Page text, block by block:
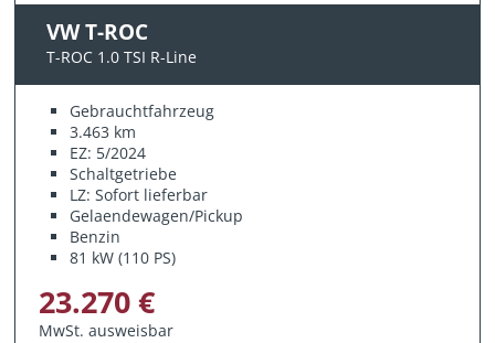
VW T-ROC
T-ROC 1.0 TSI R-Line
Gebrauchtfahrzeug
3.463 km
EZ: 5/2024
Schaltgetriebe
LZ: Sofort lieferbar
Gelaendewagen/Pickup
Benzin
81 kW (110 PS)
23.270 €
MwSt. ausweisbar